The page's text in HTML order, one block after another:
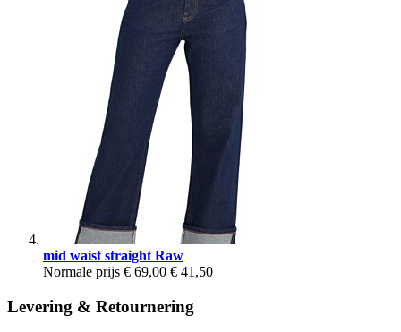
mid waist straight Raw
Normale prijs € 69,00 € 41,50
Levering & Retournering